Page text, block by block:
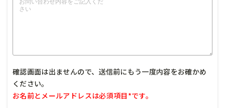
確認画面は出ませんので、送信前にもう一度内容をお確かめ
ください。
お名前とメールアドレスは必須項目*です。